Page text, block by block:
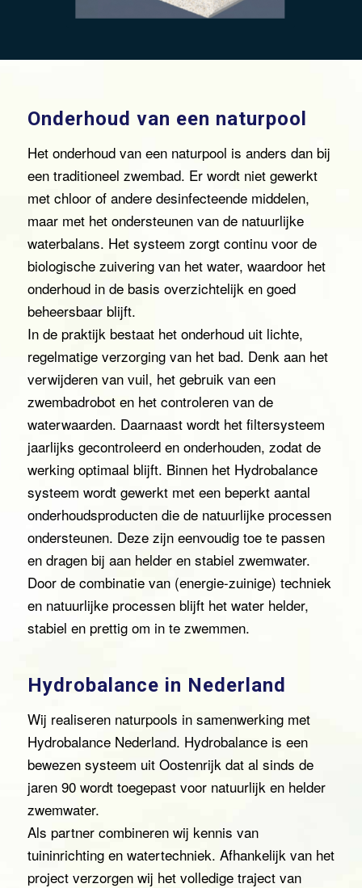
Onderhoud van een naturpool
Het onderhoud van een naturpool is anders dan bij
een traditioneel zwembad. Er wordt niet gewerkt
met chloor of andere desinfecteende middelen,
maar met het ondersteunen van de natuurlijke
waterbalans. Het systeem zorgt continu voor de
biologische zuivering van het water, waardoor het
onderhoud in de basis overzichtelijk en goed
beheersbaar blijft.
In de praktijk bestaat het onderhoud uit lichte,
regelmatige verzorging van het bad. Denk aan het
verwijderen van vuil, het gebruik van een
zwembadrobot en het controleren van de
waterwaarden. Daarnaast wordt het filtersysteem
jaarlijks gecontroleerd en onderhouden, zodat de
werking optimaal blijft. Binnen het Hydrobalance
systeem wordt gewerkt met een beperkt aantal
onderhoudsproducten die de natuurlijke processen
ondersteunen. Deze zijn eenvoudig toe te passen
en dragen bij aan helder en stabiel zwemwater.
Door de combinatie van (energie-zuinige) techniek
en natuurlijke processen blijft het water helder,
stabiel en prettig om in te zwemmen.
Hydrobalance in Nederland
Wij realiseren naturpools in samenwerking met
Hydrobalance Nederland. Hydrobalance is een
bewezen systeem uit Oostenrijk dat al sinds de
jaren 90 wordt toegepast voor natuurlijk en helder
zwemwater.
Als partner combineren wij kennis van
tuininrichting en watertechniek. Afhankelijk van het
project verzorgen wij het volledige traject van